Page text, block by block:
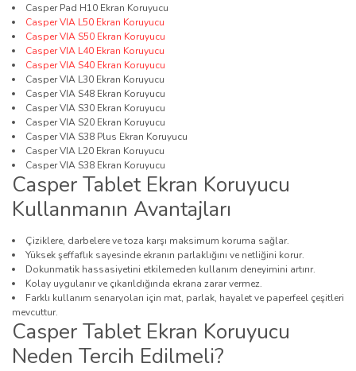
Casper Pad H10 Ekran Koruyucu
Casper VIA L50 Ekran Koruyucu
Casper VIA S50 Ekran Koruyucu
Casper VIA L40 Ekran Koruyucu
Casper VIA S40 Ekran Koruyucu
Casper VIA L30 Ekran Koruyucu
Casper VIA S48 Ekran Koruyucu
Casper VIA S30 Ekran Koruyucu
Casper VIA S20 Ekran Koruyucu
Casper VIA S38 Plus Ekran Koruyucu
Casper VIA L20 Ekran Koruyucu
Casper VIA S38 Ekran Koruyucu
Casper Tablet Ekran Koruyucu
Kullanmanın Avantajları
Çiziklere, darbelere ve toza karşı maksimum koruma sağlar.
Yüksek şeffaflık sayesinde ekranın parlaklığını ve netliğini korur.
Dokunmatik hassasiyetini etkilemeden kullanım deneyimini artırır.
Kolay uygulanır ve çıkarıldığında ekrana zarar vermez.
Farklı kullanım senaryoları için mat, parlak, hayalet ve paperfeel çeşitleri
mevcuttur.
Casper Tablet Ekran Koruyucu
Neden Tercih Edilmeli?